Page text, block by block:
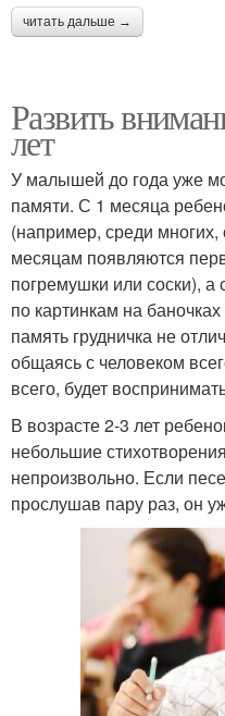
читать дальше →
Развить
лет
У малышей до года уже
памяти. С 1 месяца
(например, среди многих,
месяцам появляются
погремушки или соски),
по картинкам на
память грудничка не
общаясь с человеком
всего, будет
В возрасте 2-3 лет
небольшие
непроизвольно. Если
прослушав пару раз, он